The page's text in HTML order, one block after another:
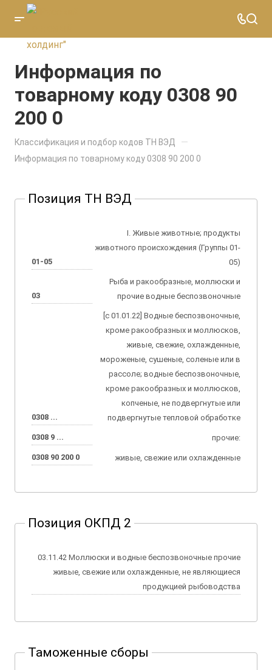
Информация по
товарному коду 0308 90
200 0
Классификация и подбор кодов ТН ВЭД —
Информация по товарному коду 0308 90 200 0
Позиция ТН ВЭД
01-05
I. Живые животные; продукты
животного происхождения (Группы 01-
05)
03
Рыба и ракообразные, моллюски и
прочие водные беспозвоночные
0308 ...
[с 01.01.22] Водные беспозвоночные,
кроме ракообразных и моллюсков,
живые, свежие, охлажденные,
мороженые, сушеные, соленые или в
рассоле; водные беспозвоночные,
кроме ракообразных и моллюсков,
копченые, не подвергнутые или
подвергнутые тепловой обработке
0308 9 ... прочие:
0308 90 200 0 живые, свежие или охлажденные
Позиция ОКПД 2
03.11.42 Моллюски и водные беспозвоночные прочие
живые, свежие или охлажденные, не являющиеся
продукцией рыбоводства
Таможенные сборы